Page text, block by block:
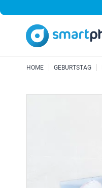
HOME GEBURTSTAG